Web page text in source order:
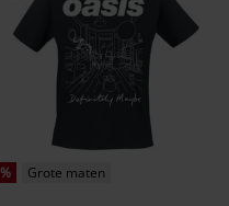
% Grote maten